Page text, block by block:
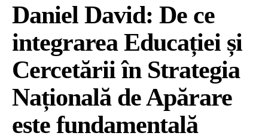
Daniel David: De ce
integrarea Educației și
Cercetării în Strategia
Națională de Apărare
este fundamentală